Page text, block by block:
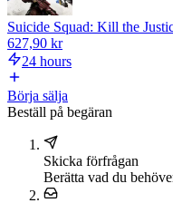
Suicide Squad: Kill the
627,90 kr
24 hours
Börja sälja
Beställ på begäran
Skicka förfrågan
Berätta vad du